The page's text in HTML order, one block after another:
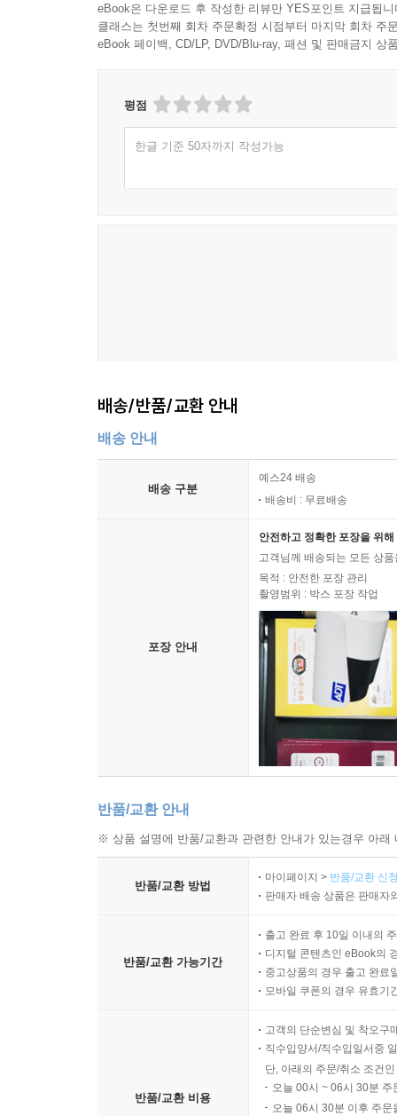
물러나기 일쑤다.” 즉 AI가 내놓는 결과물이 놀
딜레마에 어정쩡한 태도로 주저앉는 자신의 마음
특별한 인사를 표현하지 않았을까. AI에게도
협력자로 전환하라는 것이다. 둘째, 선한 의도의
더없이 열심일 것”이라는 경고와 함께다. 그들은
추구하는 것. AI가 아무리 진화해도 변하지 않는
아니다. 저자가 반복적으로 강조하듯, AI 시대
eBook은 다운로드 후 작성한 리뷰만 YES포인트 지급됩니
클래스는 첫번째 회차 주문확정 시점부터 마지막 회차 주
eBook 페이백, CD/LP, DVD/Blu-ray, 패션 및 판매금지 상
평점
한글 기준 50자까지 작성가능
배송/반품/교환 안내
배송 안내
배송 구분
예스24 배송
배송비 : 무료배송
포장 안내
안전하고 정확한 포장을 위
고객님께 배송되는 모든 상
목적 : 안전한 포장 관리
촬영범위 : 박스 포장 작업
반품/교환 안내
※ 상품 설명에 반품/교환과 관련한 안내가 있는경우 아
반품/교환 방법
마이페이지 > 반품/교환 신
판매자 배송 상품은 판매자
반품/교환 가능기간
출고 완료 후 10일 이내의
디지털 콘텐츠인 eBook의
중고상품의 경우 출고 완료
모바일 쿠폰의 경우 유효기
반품/교환 비용
고객의 단순변심 및 착오구
직수입양서/직수입일서중
단, 아래의 주문/취소 조건
오늘 00시 ~ 06시 30분
오늘 06시 30분 이후 주